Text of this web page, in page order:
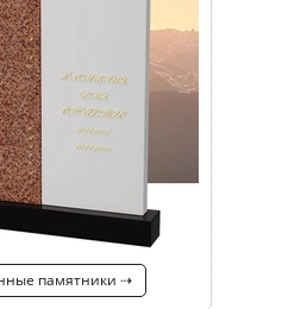
памятники ⇢